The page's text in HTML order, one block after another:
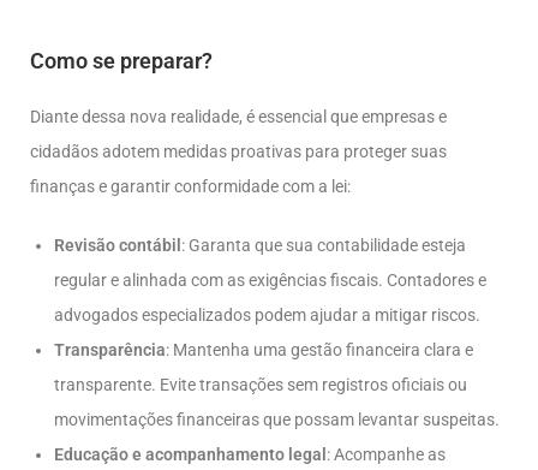
Como se preparar?
Diante dessa nova realidade, é essencial que empresas e
cidadãos adotem medidas proativas para proteger suas
finanças e garantir conformidade com a lei:
Revisão contábil : Garanta que sua contabilidade esteja
regular e alinhada com as exigências fiscais. Contadores e
advogados especializados podem ajudar a mitigar riscos.
Transparência: Mantenha uma gestão financeira clara e
transparente. Evite transações sem registros oficiais ou
movimentações financeiras que possam levantar suspeitas.
Educação e acompanhamento legal : Acompanhe as